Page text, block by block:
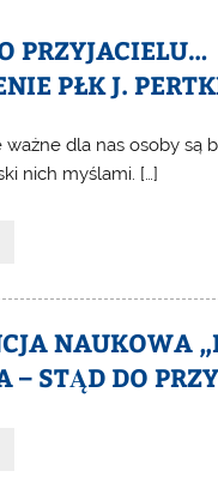
PRZYJACIELU…
PŁK J.
ważne dla nas osoby są
nich myślami. […]
NAUKOWA
– STĄD DO